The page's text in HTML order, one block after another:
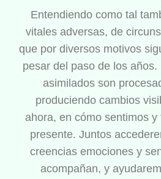
Entendiendo como tal
vitales adversas, de
que por diversos motivos
pesar del paso de los
asimilados son
produciendo cambios
ahora, en cómo sentimos y
presente. Juntos
creencias emociones y
acompañan, y